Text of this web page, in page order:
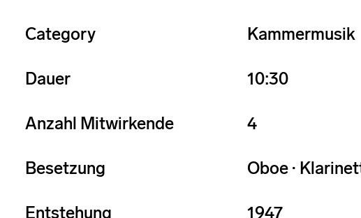
Category Kammermusik
Dauer 10:30
Anzahl Mitwirkende 4
Besetzung Oboe ·
Entstehung 1947